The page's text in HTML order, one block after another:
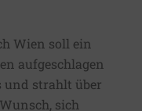
Wien soll ein
aufgeschlagen
und strahlt über
sich